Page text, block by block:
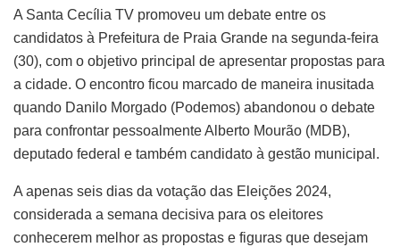
A Santa Cecília TV promoveu um debate entre os
candidatos à Prefeitura de Praia Grande na segunda-feira
(30), com o objetivo principal de apresentar propostas para
a cidade. O encontro ficou marcado de maneira inusitada
quando Danilo Morgado (Podemos) abandonou o debate
para confrontar pessoalmente Alberto Mourão (MDB),
deputado federal e também candidato à gestão municipal.
A apenas seis dias da votação das Eleições 2024,
considerada a semana decisiva para os eleitores
conhecerem melhor as propostas e figuras que desejam